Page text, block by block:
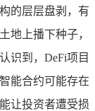
的层层盘剥，有
地上播下种子，
识到，DeFi项目
能合约可能存在
让投资者遭受损